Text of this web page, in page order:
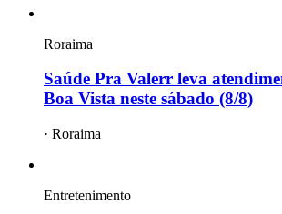
Roraima
Saúde Pra Valerr leva
Boa Vista neste sábado (8/8)
· Roraima
Entretenimento